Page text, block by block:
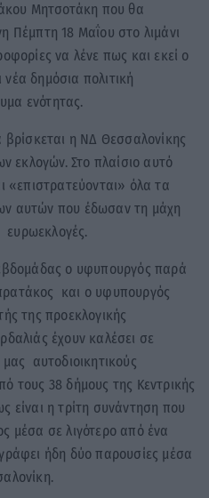
Μητσοτάκη που θα
Πέμπτη 18 Μαΐου στο λιμάνι
να λένε πως και εκεί ο
δημόσια πολιτική
ενότητας.
βρίσκεται η ΝΔ Θεσσαλονίκης
εκλογών. Στο πλαίσιο αυτό
«επιστρατεύονται» όλα τα
αυτών που έδωσαν τη μάχη
ευρωεκλογές.
ο υφυπουργός παρά
και ο υφυπουργός
της προεκλογικής
έχουν καλέσει σε
αυτοδιοικητικούς
τους 38 δήμους της Κεντρικής
είναι η τρίτη συνάντηση που
μέσα σε λιγότερο από ένα
ήδη δύο παρουσίες μέσα